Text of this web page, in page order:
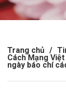
Trang chủ /
Cách Mạng
ngày báo chí